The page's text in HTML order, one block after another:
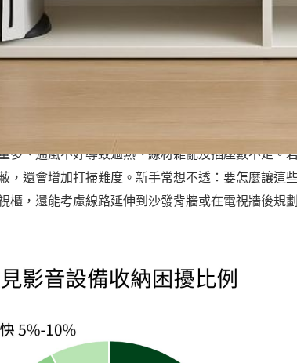
距、透氣空間）
間
規畫
使用不便。想讓客廳整潔又能隨心享受影音娛樂？
，讓新手也能打造專屬自己的完美視聽櫃！
多、通風不好導致過熱、線材雜亂及插座數不足。
，還會增加打掃難度。新手常想不透：要怎麼讓這
櫃，還能考慮線路延伸到沙發背牆或在電視牆後規